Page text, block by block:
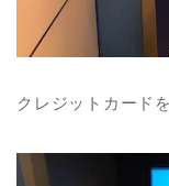
クレジットカード